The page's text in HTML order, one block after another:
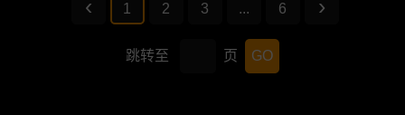
1 2 3 ... 6
跳转至 页 GO